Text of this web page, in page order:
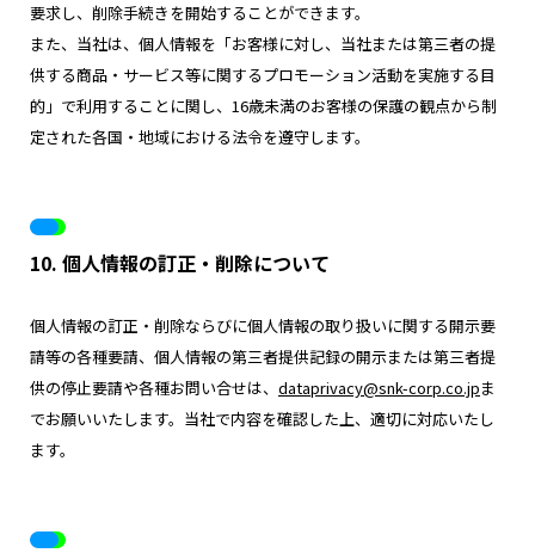
要求し、削除手続きを開始することができます。
また、当社は、個人情報を「お客様に対し、当社または第三者の提
供する商品・サービス等に関するプロモーション活動を実施する目
的」で利用することに関し、16歳未満のお客様の保護の観点から制
定された各国・地域における法令を遵守します。
10. 個人情報の訂正・削除について
個人情報の訂正・削除ならびに個人情報の取り扱いに関する開示要
請等の各種要請、個人情報の第三者提供記録の開示または第三者提
供の停止要請や各種お問い合せは、 dataprivacy@snk-corp.co.jpま
でお願いいたします。当社で内容を確認した上、適切に対応いたし
ます。